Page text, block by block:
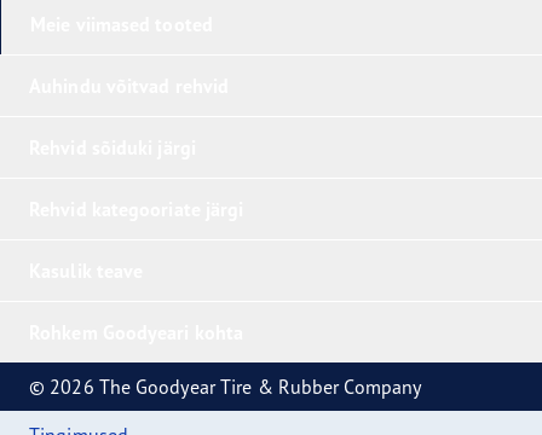
© 2026 The Goodyear Tire & Rubber Company